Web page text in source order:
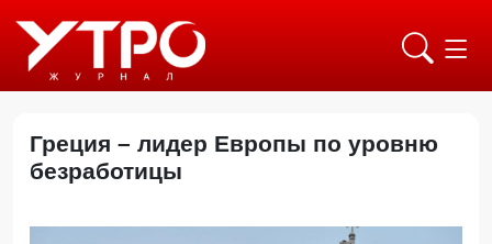
Греция – лидер Европы по уровню
безработицы